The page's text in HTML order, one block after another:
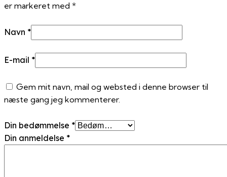
er markeret med *
Navn *
E-mail *
Gem mit navn, mail og websted i denne browser til
næste gang jeg kommenterer.
Din bedømmelse *
Din anmeldelse *